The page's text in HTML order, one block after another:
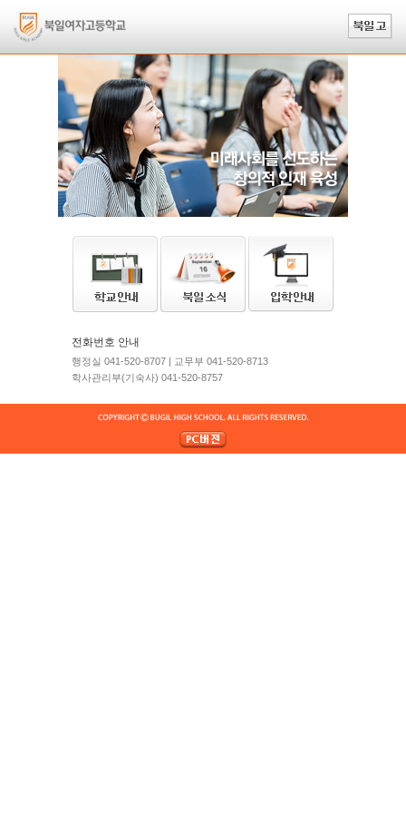
전화번호 안내
행정실 041-520-8707 | 교무부 041-520-8713
학사관리부(기숙사) 041-520-8757